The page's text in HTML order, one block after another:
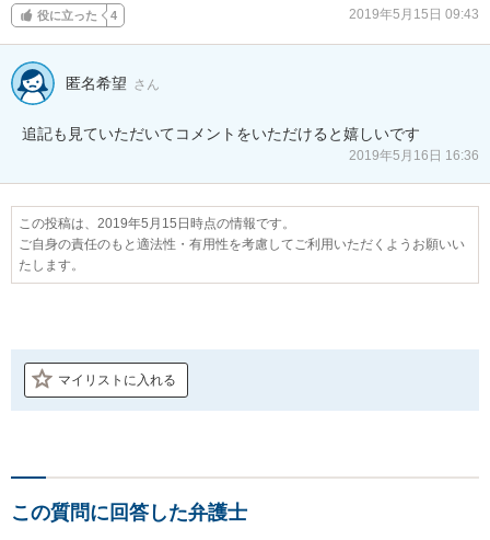
役に立った 4 2019年5月15日 09:43
匿名希望 さん
追記も見ていただいてコメントをいただけると嬉しいです
2019年5月16日 16:36
この投稿は、2019年5月15日時点の情報です。
ご自身の責任のもと適法性・有用性を考慮してご利用いただくようお願いい
たします。
マイリストに入れる
この質問に回答した弁護士